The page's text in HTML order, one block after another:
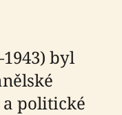
byl
politické